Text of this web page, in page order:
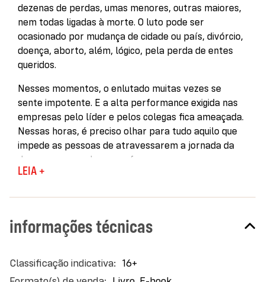
dezenas de perdas, umas menores, outras maiores,
nem todas ligadas à morte. O luto pode ser
ocasionado por mudança de cidade ou país, divórcio,
doença, aborto, além, lógico, pela perda de entes
queridos.
Nesses momentos, o enlutado muitas vezes se
sente impotente. E a alta performance exigida nas
empresas pelo líder e pelos colegas fica ameaçada.
Nessas horas, é preciso olhar para tudo aquilo que
impede as pessoas de atravessarem a jornada da
dor e compreender que a forma como as
organizações lidam com o luto de um colaborador
por potencializar o mal-estar e desencadear
processos de adoecimento, como a depressão e o
são raros os líderes que, além de olhar e se
LEIA +
informações técnicas
Mais
informações
16+